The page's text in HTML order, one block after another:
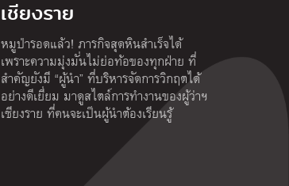
เชียงราย
หมูป่ารอดแล้ว! ภารกิจสุดหินสำเร็จได้
เพราะความมุ่งมั่นไม่ย่อท้อของทุกฝ่าย ที่
สำคัญยังมี “ผู้นำ” ที่บริหารจัดการวิกฤตได้
อย่างดีเยี่ยม มาดูสไตล์การทำงานของผู้ว่าฯ
เชียงราย ที่คนจะเป็นผู้นำต้องเรียนรู้